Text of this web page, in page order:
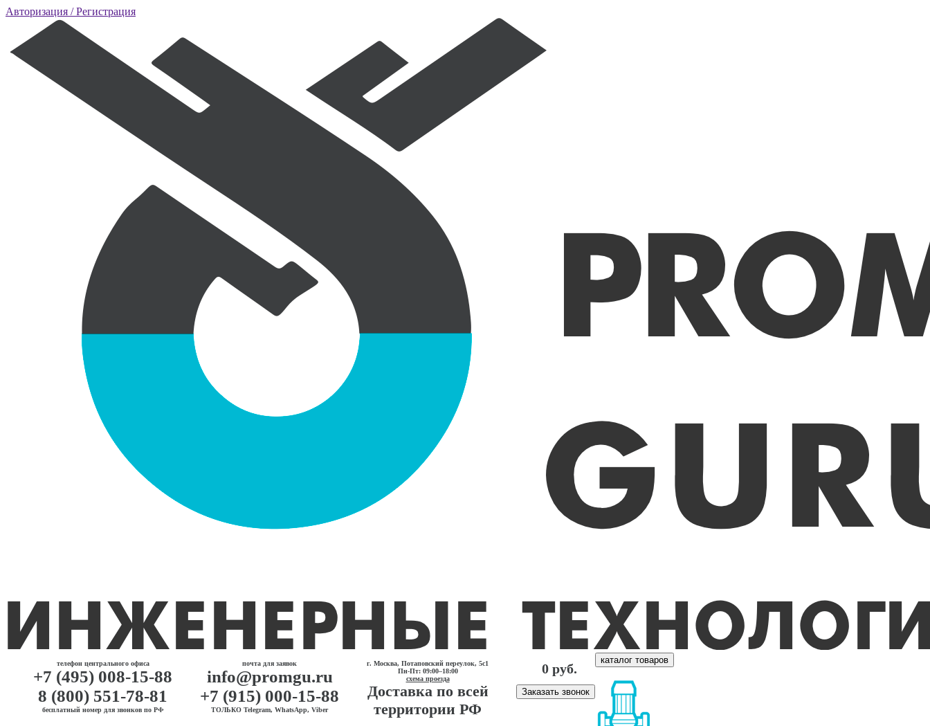
Авторизация / Регистрация
телефон центрального офиса
+7 (495) 008-15-88
8 (800) 551-78-81
бесплатный номер для звонков по РФ
почта для заявок
info@promgu.ru
+7 (915) 000-15-88
ТОЛЬКО Telegram, WhatsApp, Viber
г. Москва, Потаповский переулок, 5с1
Пн-Пт: 09:00–18:00
схема проезда
Доставка по всей
территории РФ
0 руб.
Заказать звонок
каталог товаров